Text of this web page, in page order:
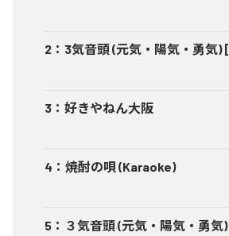
2 ： 3気音頭 (元気・陽気・勇気)
3 ： 好きやねん大阪
4 ： 焼酎の唄 (Karaoke)
5 ： ３気音頭 (元気・陽気・勇